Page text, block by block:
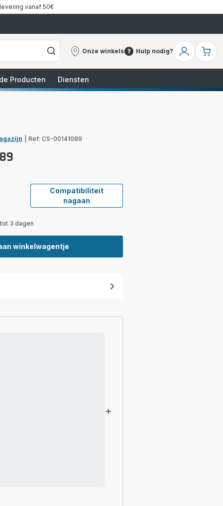
vanaf 50€
Onze winkels
Onze
Hulp nodig?
Hulp
Mijn
Producten
Diensten
Ref: CS-00141089
Compatibiliteit
nagaan
3 dagen
winkelwagentje